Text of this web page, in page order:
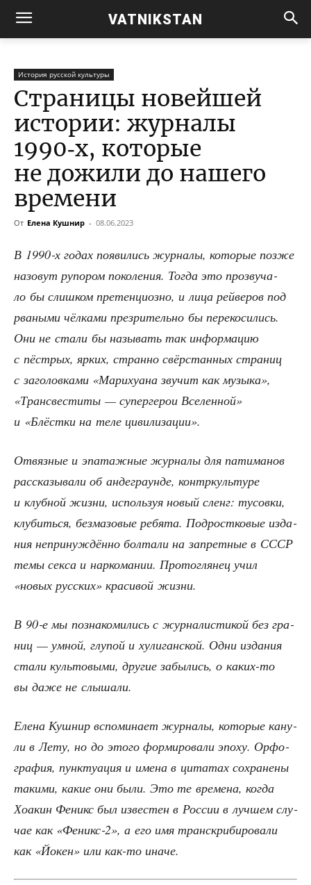
VATNIKSTAN
История русской культуры
Страницы новейшей
истории: журналы
1990‑х, которые
не дожили до нашего
времени
От Елена Кушнир - 08.06.2023
В 1990‑х годах появи­лись жур­на­лы, кото­рые поз­же
назо­вут рупо­ром поко­ле­ния. Тогда это про­зву­ча­
ло бы слиш­ком пре­тен­ци­оз­но, и лица рей­ве­ров под
рва­ны­ми чёл­ка­ми пре­зри­тель­но бы пере­ко­си­лись.
Они не ста­ли бы назы­вать так инфор­ма­цию
с пёст­рых, ярких, стран­но свёр­стан­ных стра­ниц
с заго­лов­ка­ми «Мари­ху­а­на зву­чит как музы­ка»,
«Транс­ве­сти­ты — супер­ге­рои Все­лен­ной»
и «Блёст­ки на теле цивилизации».
Отвяз­ные и эпа­таж­ные жур­на­лы для пати­ма­нов
рас­ска­зы­ва­ли об анде­гра­ун­де, кон­тр­куль­ту­ре
и клуб­ной жиз­ни, исполь­зуя новый сленг: тусов­ки,
клу­бить­ся, без­ма­зо­вые ребя­та. Под­рост­ко­вые изда­
ния непри­нуж­дён­но бол­та­ли на запрет­ные в СССР
темы сек­са и нар­ко­ма­нии. Про­то­гля­нец учил
«новых рус­ских» кра­си­вой жизни.
В 90‑е мы позна­ко­ми­лись с жур­на­ли­сти­кой без гра­
ниц — умной, глу­пой и хули­ган­ской. Одни изда­ния
ста­ли куль­то­вы­ми, дру­гие забы­лись, о каких-то
вы даже не слышали.
Еле­на Куш­нир вспо­ми­на­ет жур­на­лы, кото­рые кану­
ли в Лету, но до это­го фор­ми­ро­ва­ли эпо­ху. Орфо­
гра­фия, пунк­ту­а­ция и име­на в цита­тах сохра­не­ны
таки­ми, какие они были. Это те вре­ме­на, когда
Хоакин Феникс был изве­стен в Рос­сии в луч­шем слу­
чае как «Феникс‑2», а его имя транс­кри­би­ро­ва­ли
как «Йокен» или как-то иначе.